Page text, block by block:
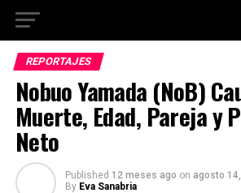
REPORTAJES
Nobuo Yamada (NoB)
Muerte, Edad, Pareja y
Neto
Published 12 meses ago on agosto
By Eva Sanabria